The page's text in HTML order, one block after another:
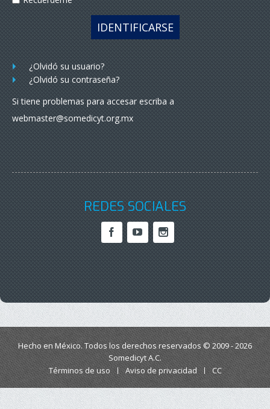
IDENTIFICARSE
¿Olvidó su usuario?
¿Olvidó su contraseña?
Si tiene problemas para accesar escriba a
webmaster@somedicyt.org.mx
REDES SOCIALES
Hecho en México. Todos los derechos reservados © 2009 - 2026
Somedicyt A.C.
Términos de uso
Aviso de privacidad CC